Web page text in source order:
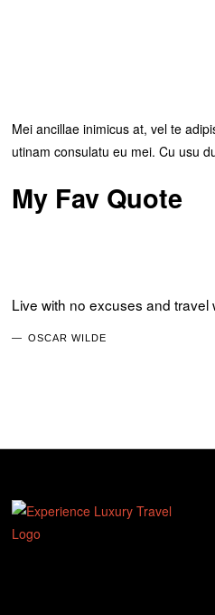
Mei ancillae inimicus at, vel te
utinam consulatu eu mei. Cu usu
My Fav Quote
Live with no excuses and travel
OSCAR WILDE